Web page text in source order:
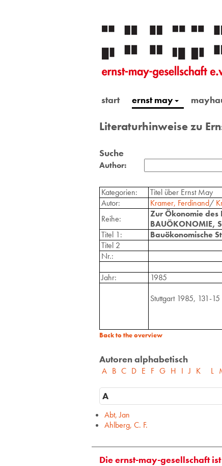
start ernst may
Literaturhinweise zu
Suche
Author:
Kategorien:
Titel über Ernst May
Autor:
Kramer, Ferdinand/
Reihe:
Zur Ökonomie des
BAUÖKONOMIE,
Titel 1:
Bauökonomische
Titel 2
Nr.:
Jahr:
1985
Stuttgart 1985, 131-15
Back to the overview
Autoren alphabetisch
A B C D E F G H I J K L
A
Abt, Jan
Ahlberg, C. F.
Die ernst-may-gesellschaft